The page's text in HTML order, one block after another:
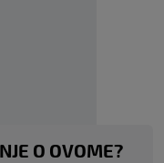
O OVOME?